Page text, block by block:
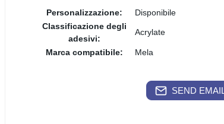
Personalizzazione:
Disponibile
Classificazione degli
adesivi:
Acrylate
Marca compatibile: Mela
SEND